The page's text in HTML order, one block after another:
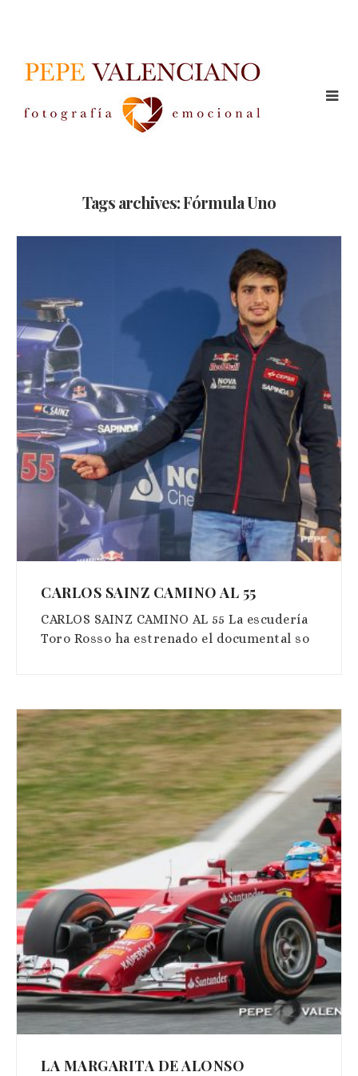
Tags archives: Fórmula Uno
CARLOS SAINZ CAMINO AL 55
CARLOS SAINZ CAMINO AL 55 La escudería
Toro Rosso ha estrenado el documental so
LA MARGARITA DE ALONSO